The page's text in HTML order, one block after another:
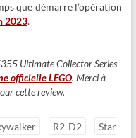
que démarre l’opération
2023.
Ultimate Collector Series
officielle LEGO. Merci à
cette review.
R2-D2
Star